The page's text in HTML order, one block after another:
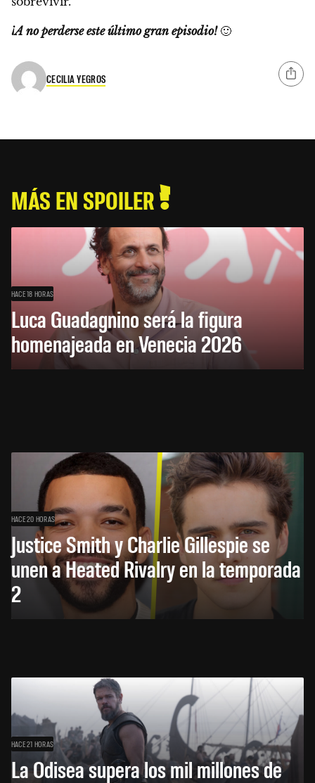
¡A no perderse este último gran episodio! 🙂
CECILIA YEGROS
MÁS EN SPOILER
HACE 18 HORAS
Luca Guadagnino será la figura
homenajeada en Venecia 2026
HACE 20 HORAS
Justice Smith y Charlie Gillespie se
unen a Heated Rivalry en la temporada
2
HACE 21 HORAS
La Odisea supera los mil millones de